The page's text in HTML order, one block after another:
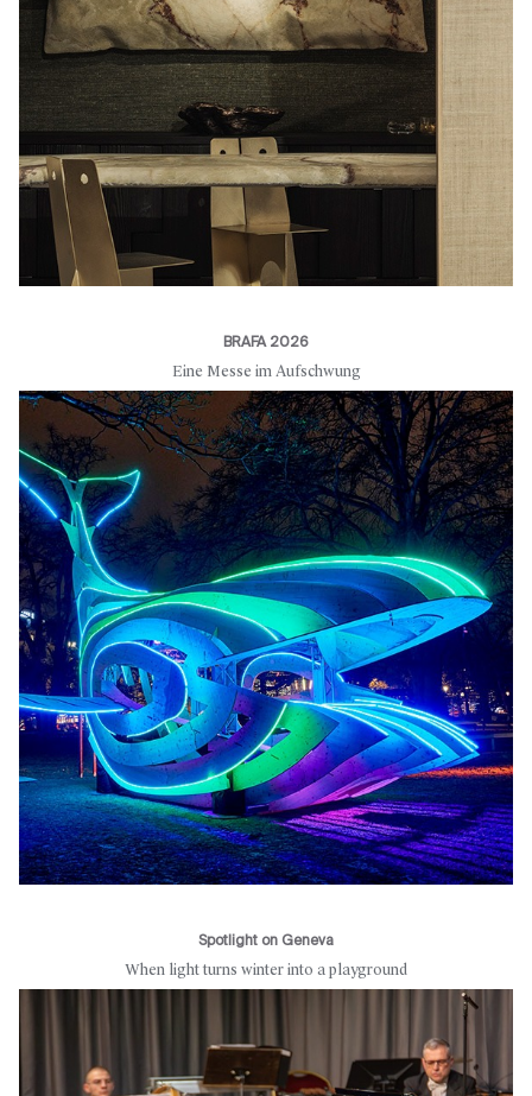
BRAFA 2026
Eine Messe im Aufschwung
Spotlight on Geneva
When light turns winter into a playground